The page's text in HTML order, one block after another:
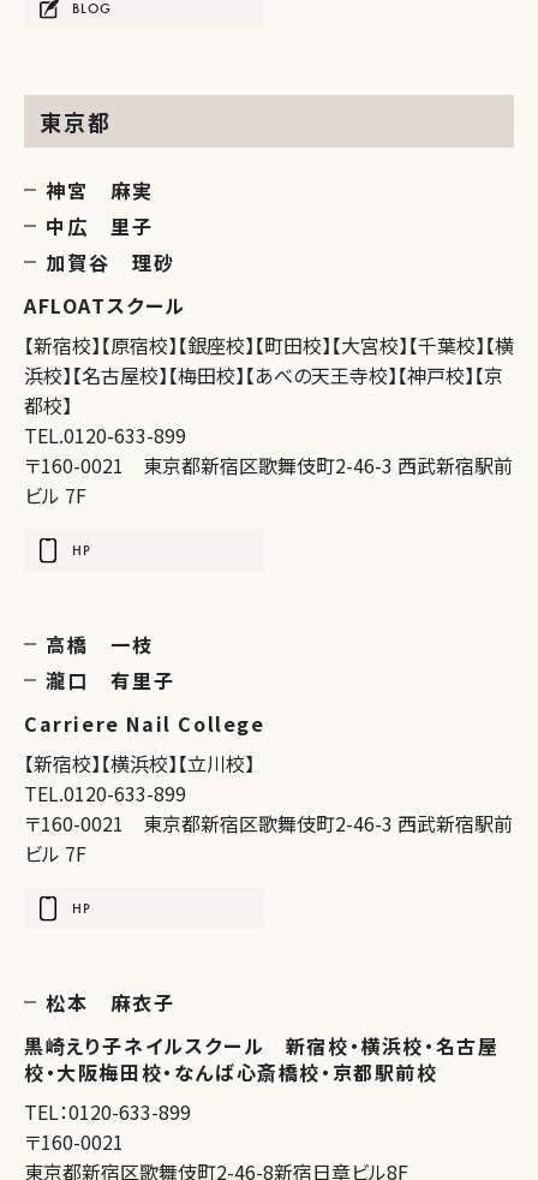
BLOG
東京都
神宮 麻実
中広 里子
加賀谷 理砂
AFLOATスクール
【新宿校】【原宿校】【銀座校】【町田校】【大宮校】【千葉校】【横
浜校】【名古屋校】【梅田校】【あべの天王寺校】【神戸校】【京
都校】
TEL.0120-633-899
〒160-0021 東京都新宿区歌舞伎町2-46-3 西武新宿駅前
ビル 7F
HP
高橋 一枝
瀧口 有里子
Carriere Nail College
【新宿校】【横浜校】【立川校】
TEL.0120-633-899
〒160-0021 東京都新宿区歌舞伎町2-46-3 西武新宿駅前
ビル 7F
HP
松本 麻衣子
黒崎えり子ネイルスクール 新宿校・横浜校・名古屋
校・大阪梅田校・なんば心斎橋校・京都駅前校
TEL：0120-633-899
〒160-0021
東京都新宿区歌舞伎町2-46-8新宿日章ビル8F